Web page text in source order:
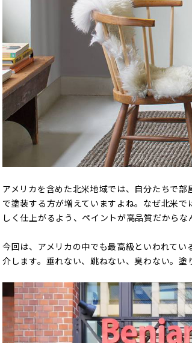
アメリカを含めた北米地域では、自分たちで
で塗装する方が増えていますよね。なぜ北米
しく仕上がるよう、ペイントが高品質だからな
今回は、アメリカの中でも最高級といわれてい
介します。垂れない、跳ねない、臭わない。塗